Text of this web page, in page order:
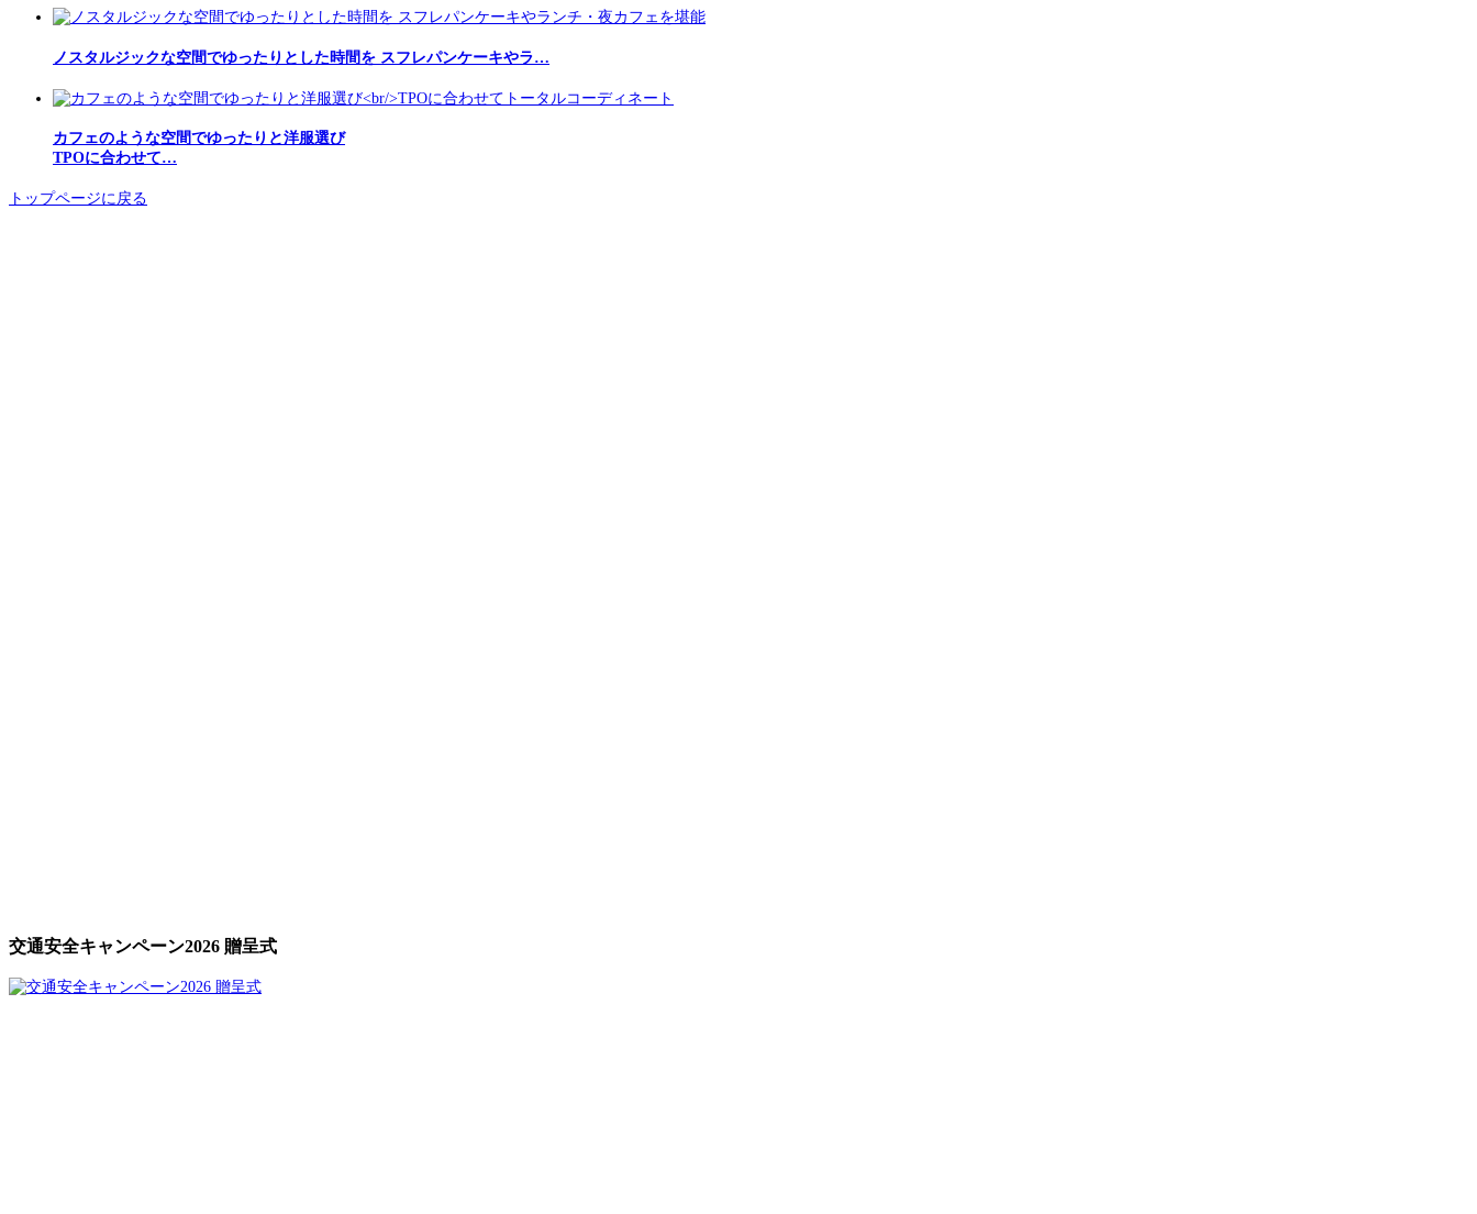
ノスタルジックな空間でゆったりとした時間を スフレパンケーキやラ…
カフェのような空間でゆったりと洋服選び
TPOに合わせて…
トップページに戻る
交通安全キャンペーン2026 贈呈式